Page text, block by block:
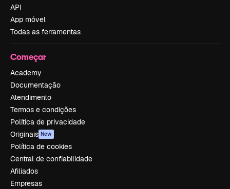
API
App móvel
Todas as ferramentas
Começar
Academy
Documentação
Atendimento
Termos e condições
Política de privacidade
Originais New
Política de cookies
Central de confiabilidade
Afiliados
Empresas